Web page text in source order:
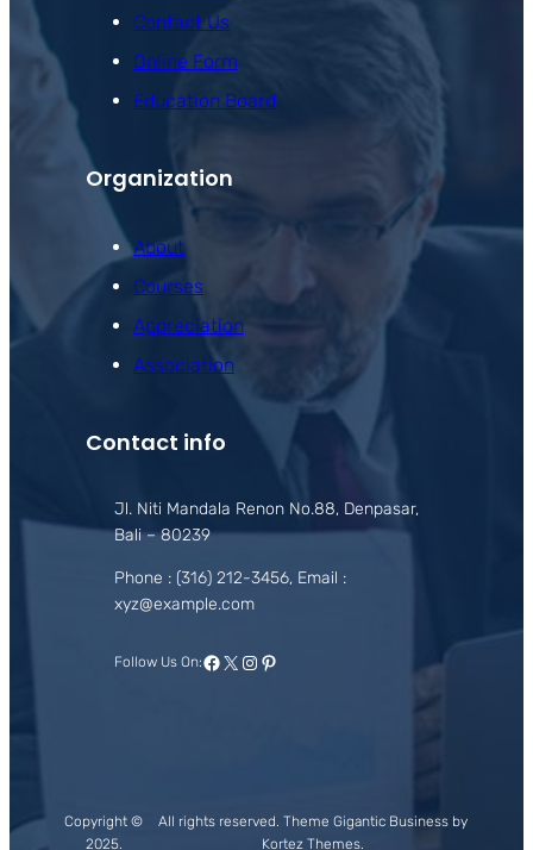
Contact Us
Online Form
Education Board
Organization
About
Courses
Appreciation
Association
Contact info
Jl. Niti Mandala Renon No.88, Denpasar,
Bali – 80239
Phone : (316) 212-3456, Email :
xyz@example.com
Follow Us On:Facebook
X Instagram
Pinterest
Copyright ©
2025.
All rights reserved. Theme Gigantic Business by
Kortez Themes.